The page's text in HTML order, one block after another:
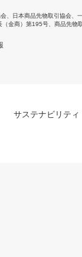
日本商品先物取引協会
金商）第195号、商品先物
サステナビリティ